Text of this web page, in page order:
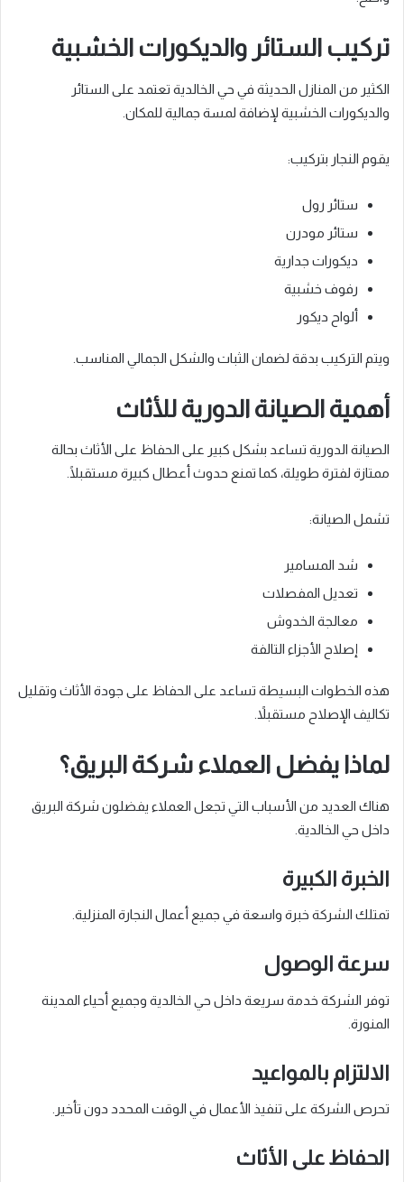
تركيب الستائر والديكورات الخشبية
الكثير من المنازل الحديثة في حي الخالدية تعتمد على الستائر
والديكورات الخشبية لإضافة لمسة جمالية للمكان.
يقوم النجار بتركيب:
ستائر رول
ستائر مودرن
ديكورات جدارية
رفوف خشبية
ألواح ديكور
ويتم التركيب بدقة لضمان الثبات والشكل الجمالي المناسب.
أهمية الصيانة الدورية للأثاث
الصيانة الدورية تساعد بشكل كبير على الحفاظ على الأثاث بحالة
ممتازة لفترة طويلة، كما تمنع حدوث أعطال كبيرة مستقبلًا.
تشمل الصيانة:
شد المسامير
تعديل المفصلات
معالجة الخدوش
إصلاح الأجزاء التالفة
هذه الخطوات البسيطة تساعد على الحفاظ على جودة الأثاث وتقليل
تكاليف الإصلاح مستقبلاً.
لماذا يفضل العملاء شركة البريق؟
هناك العديد من الأسباب التي تجعل العملاء يفضلون شركة البريق
داخل حي الخالدية.
الخبرة الكبيرة
تمتلك الشركة خبرة واسعة في جميع أعمال النجارة المنزلية.
سرعة الوصول
توفر الشركة خدمة سريعة داخل حي الخالدية وجميع أحياء المدينة
المنورة.
الالتزام بالمواعيد
تحرص الشركة على تنفيذ الأعمال في الوقت المحدد دون تأخير.
الحفاظ على الأثاث